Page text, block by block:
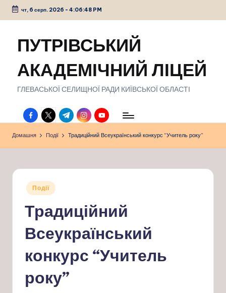
Перейти
чт, 6 серп. 2026 - 4:06:48 PM
ПУТРІВСЬКИЙ
АКАДЕМІЧНИЙ ЛІЦЕЙ
ГЛЕВАСЬКОЇ СЕЛИЩНОЇ РАДИ КИЇВСЬКОЇ ОБЛАСТІ
facebook.com
twitter.com
t.me instagram.com
youtube.com
Домашня Події Традиційний Всеукраїнський конкурс “Учитель року”
Опубліковано
Події
Традиційний
Всеукраїнський
конкурс “Учитель
року”